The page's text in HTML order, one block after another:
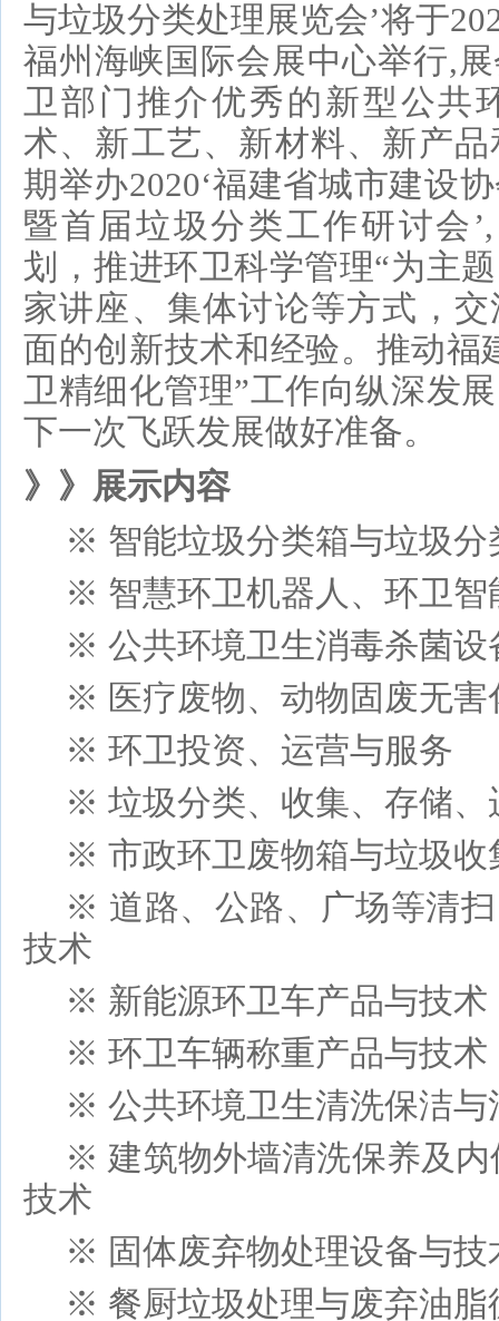
与垃圾分类处理展览会’将于
福州海峡国际会展中心举行,
卫部门推介优秀的新型公共
术、新工艺、新材料、新产
期举办2020‘福建省城市建设
暨首届垃圾分类工作研讨会’
划，推进环卫科学管理“为主
家讲座、集体讨论等方式，
面的创新技术和经验。推动福
卫精细化管理”工作向纵深发
下一次飞跃发展做好准备。
》》展示内容
※ 智能垃圾分类箱与垃圾分
※ 智慧环卫机器人、环卫
※ 公共环境卫生消毒杀菌设
※ 医疗废物、动物固废无害
※ 环卫投资、运营与服务
※ 垃圾分类、收集、存储、
※ 市政环卫废物箱与垃圾收
※ 道路、公路、广场等清
技术
※ 新能源环卫车产品与技术
※ 环卫车辆称重产品与技术
※ 公共环境卫生清洗保洁与
※ 建筑物外墙清洗保养及
技术
※ 固体废弃物处理设备与技
※ 餐厨垃圾处理与废弃油脂